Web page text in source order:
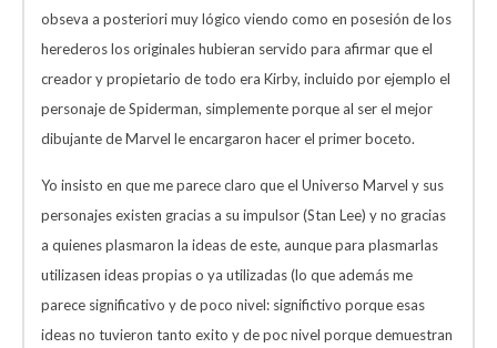
obseva a posteriori muy lógico viendo como en posesión de los
herederos los originales hubieran servido para afirmar que el
creador y propietario de todo era Kirby, incluido por ejemplo el
personaje de Spiderman, simplemente porque al ser el mejor
dibujante de Marvel le encargaron hacer el primer boceto.
Yo insisto en que me parece claro que el Universo Marvel y sus
personajes existen gracias a su impulsor (Stan Lee) y no gracias
a quienes plasmaron la ideas de este, aunque para plasmarlas
utilizasen ideas propias o ya utilizadas (lo que además me
parece significativo y de poco nivel: significtivo porque esas
ideas no tuvieron tanto exito y de poc nivel porque demuestran